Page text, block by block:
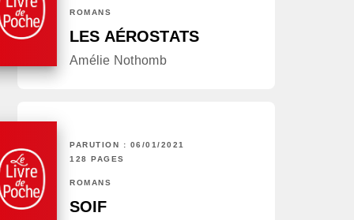
ROMANS
LES AÉROSTATS
Amélie Nothomb
PARUTION : 06/01/2021
128 PAGES
ROMANS
SOIF